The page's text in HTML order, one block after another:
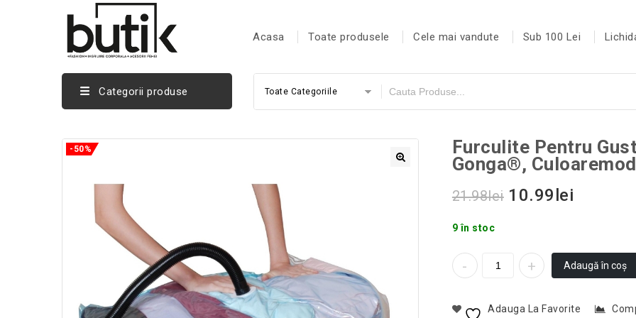
Acasa Toate produsele Cele mai vandute Sub 100 Lei
Categorii produse Toate Categoriile
-50%
Furculite Pentru
Gonga®,
21.98lei 10.99 lei
9 în stoc
Adaugă în coș
Adauga La Favorite